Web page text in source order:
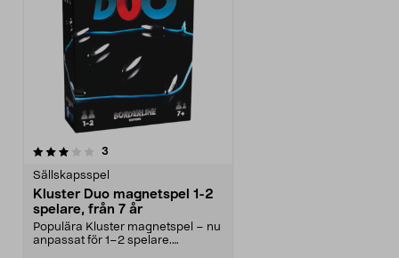
3
Sällskapsspel
Kluster Duo magnetspel 1-2
spelare, från 7 år
Populära Kluster magnetspel – nu
anpassat för 1–2 spelare.